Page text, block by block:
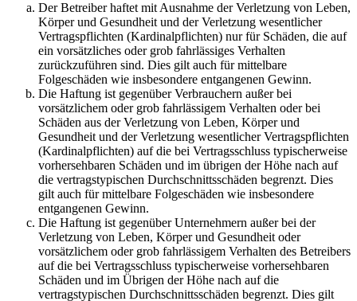
Der Betreiber haftet mit Ausnahme der Verletzung von Leben,
Körper und Gesundheit und der Verletzung wesentlicher
Vertragspflichten (Kardinalpflichten) nur für Schäden, die auf
ein vorsätzliches oder grob fahrlässiges Verhalten
zurückzuführen sind. Dies gilt auch für mittelbare
Folgeschäden wie insbesondere entgangenen Gewinn.
Die Haftung ist gegenüber Verbrauchern außer bei
vorsätzlichem oder grob fahrlässigem Verhalten oder bei
Schäden aus der Verletzung von Leben, Körper und
Gesundheit und der Verletzung wesentlicher Vertragspflichten
(Kardinalpflichten) auf die bei Vertragsschluss typischerweise
vorhersehbaren Schäden und im übrigen der Höhe nach auf
die vertragstypischen Durchschnittsschäden begrenzt. Dies
gilt auch für mittelbare Folgeschäden wie insbesondere
entgangenen Gewinn.
Die Haftung ist gegenüber Unternehmern außer bei der
Verletzung von Leben, Körper und Gesundheit oder
vorsätzlichem oder grob fahrlässigem Verhalten des Betreibers
auf die bei Vertragsschluss typischerweise vorhersehbaren
Schäden und im Übrigen der Höhe nach auf die
vertragstypischen Durchschnittsschäden begrenzt. Dies gilt